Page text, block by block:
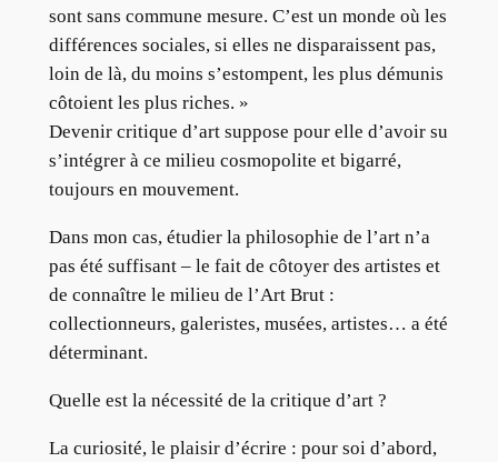
sont sans commune mesure. C’est un monde où les
différences sociales, si elles ne disparaissent pas,
loin de là, du moins s’estompent, les plus démunis
côtoient les plus riches. »
Devenir critique d’art suppose pour elle d’avoir su
s’intégrer à ce milieu cosmopolite et bigarré,
toujours en mouvement.
Dans mon cas, étudier la philosophie de l’art n’a
pas été suffisant – le fait de côtoyer des artistes et
de connaître le milieu de l’Art Brut :
collectionneurs, galeristes, musées, artistes… a été
déterminant.
Quelle est la nécessité de la critique d’art ?
La curiosité, le plaisir d’écrire : pour soi d’abord,